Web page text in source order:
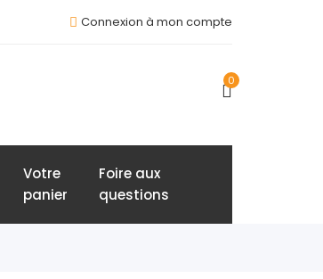
Connexion à mon compte
0
Votre
panier
Foire aux
questions